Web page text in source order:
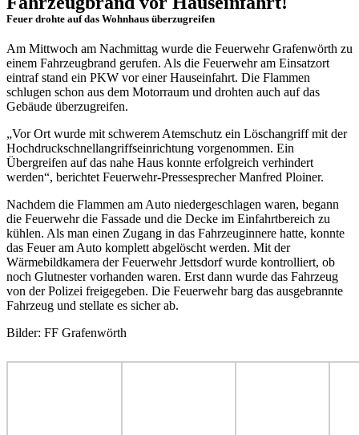
Feuer drohte auf das Wohnhaus überzugreifen
Am Mittwoch am Nachmittag wurde die Feuerwehr Grafenwörth zu
einem Fahrzeugbrand gerufen. Als die Feuerwehr am Einsatzort
eintraf stand ein PKW vor einer Hauseinfahrt. Die Flammen
schlugen schon aus dem Motorraum und drohten auch auf das
Gebäude überzugreifen.
„Vor Ort wurde mit schwerem Atemschutz ein Löschangriff mit der
Hochdruckschnellangriffseinrichtung vorgenommen. Ein
Übergreifen auf das nahe Haus konnte erfolgreich verhindert
werden“, berichtet Feuerwehr-Pressesprecher Manfred Ploiner.
Nachdem die Flammen am Auto niedergeschlagen waren, begann
die Feuerwehr die Fassade und die Decke im Einfahrtbereich zu
kühlen. Als man einen Zugang in das Fahrzeuginnere hatte, konnte
das Feuer am Auto komplett abgelöscht werden. Mit der
Wärmebildkamera der Feuerwehr Jettsdorf wurde kontrolliert, ob
noch Glutnester vorhanden waren. Erst dann wurde das Fahrzeug
von der Polizei freigegeben. Die Feuerwehr barg das ausgebrannte
Fahrzeug und stellate es sicher ab.
Bilder: FF Grafenwörth